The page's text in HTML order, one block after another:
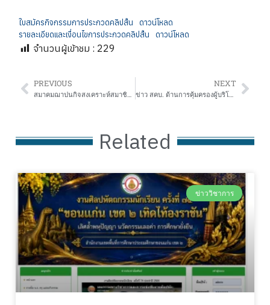
ใบสมัครกิจกรรมการประกวดคลิปสั้น
ดาวน์โหลด
รายละเอียดและเงื่อนไขการประกวดคลิปสั้น
ดาวน์โหลด
จำนวนผู้เข้าชม : 229
PREVIOUS
สมาคมฌาปนกิจสงเคราะห์สมาชิกสหกรณ์และครอบครัวครูขอนแก่น (สส.ขก.)
NEXT
ข่าว สคบ. ด้านการคุ้มครองผู้บริโภค จำนวน 6 เรื่อง
Related
ข่าววิชาการ